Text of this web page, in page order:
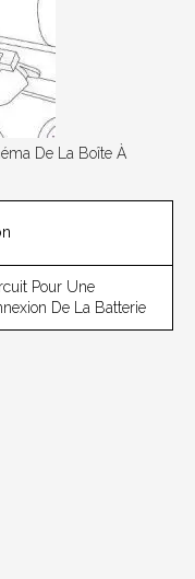
De La Boîte À
Pour Une
De La Batterie